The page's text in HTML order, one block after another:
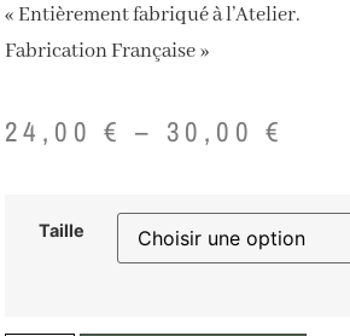
« Entièrement fabriqué à l’Atelier.
Fabrication Française »
24,00€ – 30,00€
Taille